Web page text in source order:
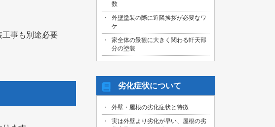
工事も別途必要
数
外壁塗装の際に近隣挨拶が必要なワ
ケ
家全体の景観に大きく関わる軒天部
分の塗装
劣化症状について
外壁・屋根の劣化症状と特徴
実は外壁より劣化が早い、屋根の劣